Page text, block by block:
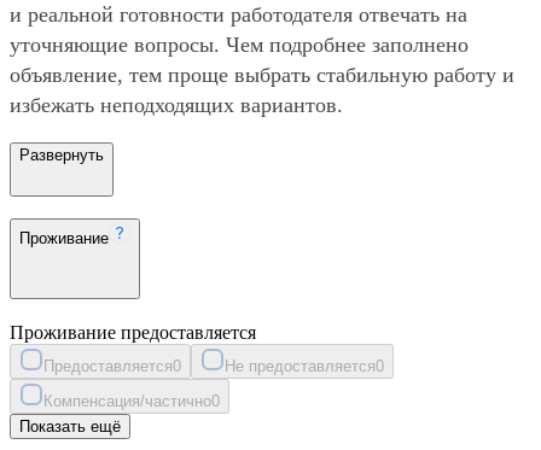
и реальной готовности работодателя отвечать на
уточняющие вопросы. Чем подробнее заполнено
объявление, тем проще выбрать стабильную работу и
избежать неподходящих вариантов.
Развернуть
Проживание
Проживание предоставляется
Предоставляется0 Не предоставляется0
Компенсация/частично0
Показать ещё